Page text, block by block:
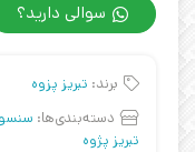
سوالی دارید؟
برند: تبریز پزوه
دسته‌بندی‌ها:
تبریز پژوه